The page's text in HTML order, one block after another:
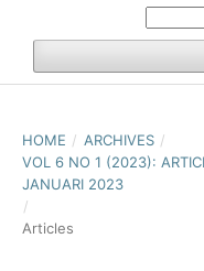
HOME / ARCHIVES /
VOL 6 NO 1 (2023):
JANUARI 2023
/
Articles